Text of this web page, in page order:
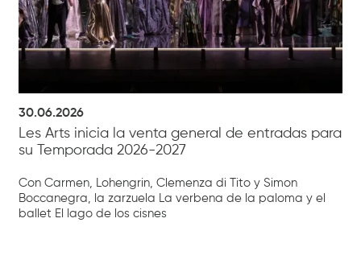
30.06.2026
Les Arts inicia la venta general de entradas para
su Temporada 2026-2027
Con Carmen, Lohengrin, Clemenza di Tito y Simon
Boccanegra, la zarzuela La verbena de la paloma y el
ballet El lago de los cisnes